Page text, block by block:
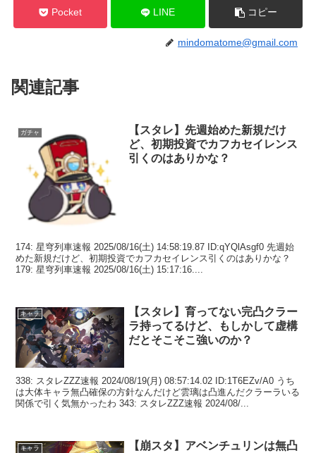
Pocket LINE コピー
mindomatome@gmail.com
関連記事
ガチャ
【スタレ】先週始めた新規だけ
ど、初期投資でカフカセイレンス
引くのはありかな？
174: 星穹列車速報 2025/08/16(土) 14:58:19.87 ID:qYQlAsgf0 先週始
めた新規だけど、初期投資でカフカセイレンス引くのはありかな？
179: 星穹列車速報 2025/08/16(土) 15:17:16....
キャラ
【スタレ】育ってない完凸クラー
ラ持ってるけど、もしかして虚構
だとそこそこ強いのか？
338: スタレZZZ速報 2024/08/19(月) 08:57:14.02 ID:1T6EZv/A0 うち
は大体キャラ無凸確保の方針なんだけど雲璃は凸進んだクラーラいる
関係で引く気無かったわ 343: スタレZZZ速報 2024/08/...
キャラ
【崩スタ】アベンチュリンは無凸